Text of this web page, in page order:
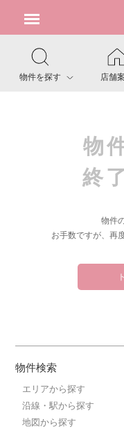
物件を探す 店舗
物
終
物件
お手数ですが、再
物件検索
エリアから探す
沿線・駅から探す
地図から探す